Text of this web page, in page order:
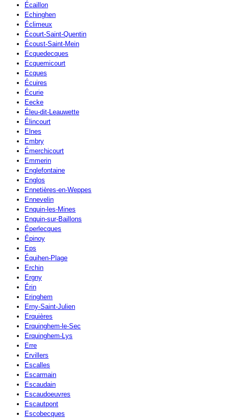
Écaillon
Echinghen
Éclimeux
Écourt-Saint-Quentin
Écoust-Saint-Mein
Ecquedecques
Ecquemicourt
Ecques
Écuires
Écurie
Eecke
Éleu-dit-Leauwette
Élincourt
Elnes
Embry
Émerchicourt
Emmerin
Englefontaine
Englos
Ennetières-en-Weppes
Ennevelin
Enquin-les-Mines
Enquin-sur-Baillons
Éperlecques
Épinoy
Eps
Équihen-Plage
Erchin
Ergny
Érin
Eringhem
Erny-Saint-Julien
Erquières
Erquinghem-le-Sec
Erquinghem-Lys
Erre
Ervillers
Escalles
Escarmain
Escaudain
Escaudoeuvres
Escautpont
Escobecques